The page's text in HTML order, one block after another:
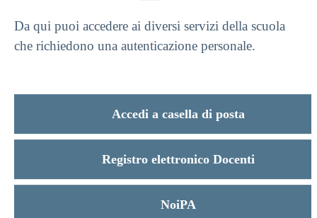
Da qui puoi accedere ai diversi servizi della scuola
che richiedono una autenticazione personale.
Accedi a casella di posta
Registro elettronico Docenti
NoiPA